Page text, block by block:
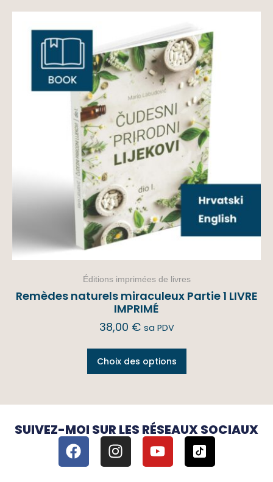
Éditions imprimées de livres
Remèdes naturels miraculeux Partie 1 LIVRE
IMPRIMÉ
38,00 € sa PDV
Choix des options
SUIVEZ-MOI SUR LES RÉSEAUX SOCIAUX